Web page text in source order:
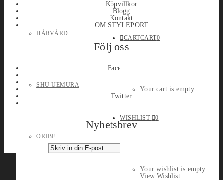
HÅRVÅRD
SHU UEMURA
ORIBE
CARTCART0
Your cart is empty.
WISHLIST 0
Your wishlist is empty.
View Wishlist
Köpvillkor
Blogg
Kontakt
OM STYLEPORT
Följ oss
Facebook
Twitter
Nyhetsbrev